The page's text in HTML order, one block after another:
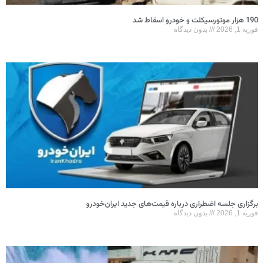
190 هزار موتورسیکلت و خودرو اسقاط شد
فوریه 1, 2026 بدون دیدگاه
برگزاری جلسه اضطراری درباره قیمت‌های جدید ایران‌خودرو
فوریه 1, 2026 بدون دیدگاه